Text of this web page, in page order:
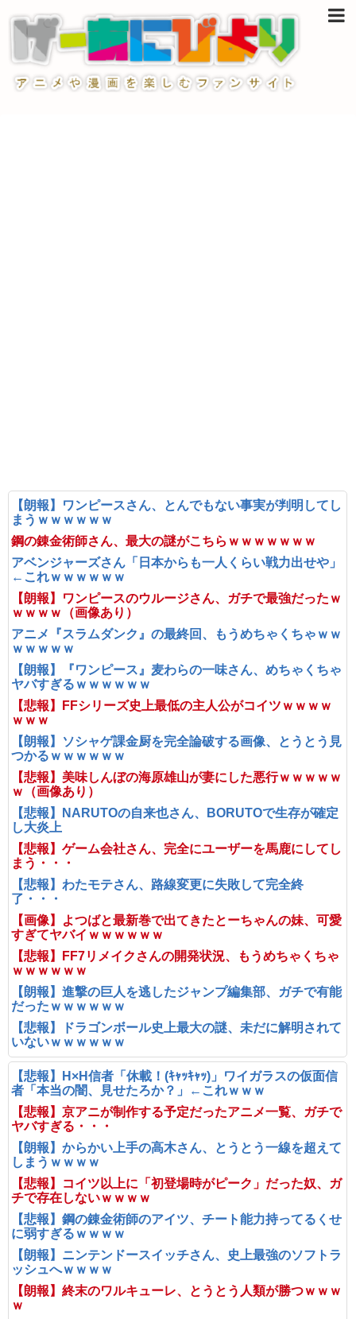
【朗報】ワンピースさん、とんでもない事実が判明してし
まうｗｗｗｗｗｗ
鋼の錬金術師さん、最大の謎がこちらｗｗｗｗｗｗｗ
アベンジャーズさん「日本からも一人くらい戦力出せや」
←これｗｗｗｗｗｗ
【朗報】ワンピースのウルージさん、ガチで最強だったｗ
ｗｗｗｗ（画像あり）
アニメ『スラムダンク』の最終回、もうめちゃくちゃｗｗ
ｗｗｗｗｗ
【朗報】『ワンピース』麦わらの一味さん、めちゃくちゃ
ヤバすぎるｗｗｗｗｗｗ
【悲報】FFシリーズ史上最低の主人公がコイツｗｗｗｗ
ｗｗｗ
【朗報】ソシャゲ課金厨を完全論破する画像、とうとう見
つかるｗｗｗｗｗｗ
【悲報】美味しんぼの海原雄山が妻にした悪行ｗｗｗｗｗ
ｗ（画像あり）
【悲報】NARUTOの自来也さん、BORUTOで生存が確定
し大炎上
【悲報】ゲーム会社さん、完全にユーザーを馬鹿にしてし
まう・・・
【悲報】わたモテさん、路線変更に失敗して完全終
了・・・
【画像】よつばと最新巻で出てきたとーちゃんの妹、可愛
すぎてヤバイｗｗｗｗｗｗ
【悲報】FF7リメイクさんの開発状況、もうめちゃくちゃ
ｗｗｗｗｗｗ
【朗報】進撃の巨人を逃したジャンプ編集部、ガチで有能
だったｗｗｗｗｗｗ
【悲報】ドラゴンボール史上最大の謎、未だに解明されて
いないｗｗｗｗｗｗ
【悲報】H×H信者「休載！(ｷｬｯｷｬｯ)」ワイガラスの仮面信
者「本当の闇、見せたろか？」←これｗｗｗ
【悲報】京アニが制作する予定だったアニメ一覧、ガチで
ヤバすぎる・・・
【朗報】からかい上手の高木さん、とうとう一線を超えて
しまうｗｗｗｗ
【悲報】コイツ以上に「初登場時がピーク」だった奴、ガ
チで存在しないｗｗｗｗ
【悲報】鋼の錬金術師のアイツ、チート能力持ってるくせ
に弱すぎるｗｗｗｗ
【朗報】ニンテンドースイッチさん、史上最強のソフトラ
ッシュへｗｗｗｗ
【朗報】終末のワルキューレ、とうとう人類が勝つｗｗｗ
ｗ